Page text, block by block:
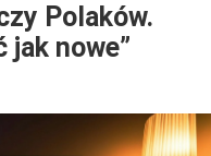
Polaków.
jak nowe”